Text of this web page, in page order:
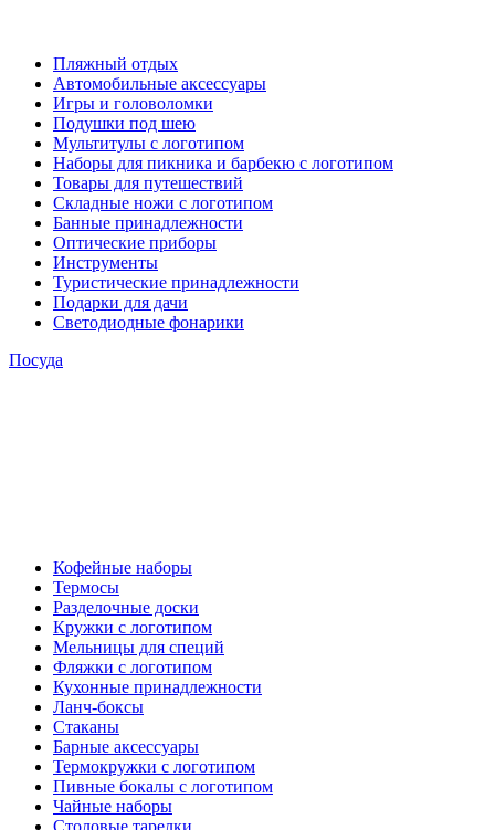
Пляжный отдых
Автомобильные аксессуары
Игры и головоломки
Подушки под шею
Мультитулы с логотипом
Наборы для пикника и барбекю с логотипом
Товары для путешествий
Складные ножи с логотипом
Банные принадлежности
Оптические приборы
Инструменты
Туристические принадлежности
Подарки для дачи
Светодиодные фонарики
Посуда
Кофейные наборы
Термосы
Разделочные доски
Кружки с логотипом
Мельницы для специй
Фляжки с логотипом
Кухонные принадлежности
Ланч-боксы
Стаканы
Барные аксессуары
Термокружки с логотипом
Пивные бокалы с логотипом
Чайные наборы
Столовые тарелки